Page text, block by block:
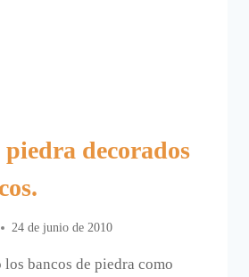
piedra decorados
24 de junio de 2010
bancos de piedra como